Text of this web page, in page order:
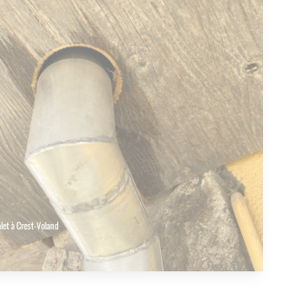
à Crest-Voland